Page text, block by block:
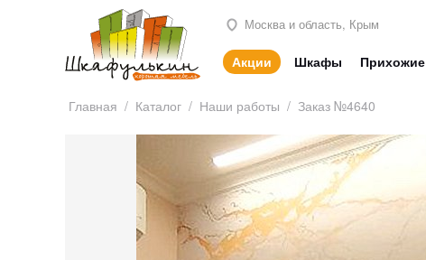
Москва и область, Крым
Акции Шкафы Прихожие
Главная / Каталог / Наши работы / Заказ №4640